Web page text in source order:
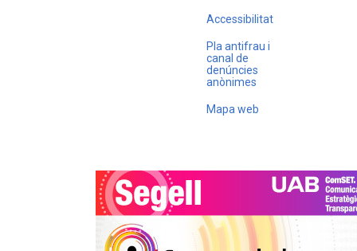
Accessibilitat
Pla antifrau i
canal de
denúncies
anònimes
Mapa web